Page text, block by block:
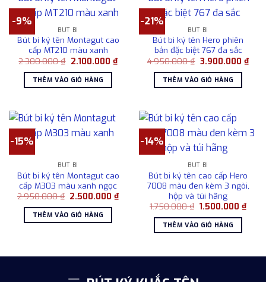
-9%
BÚT BI
Bút bi ký tên Montagut cao
cấp MT210 màu xanh
2.300.000₫ Giá
là:
2.300.000 ₫.
2.100.000 ₫Giá
hiện
2.100.000 ₫.
THÊM VÀO GIỎ HÀNG
-21%
BÚT BI
Bút bi ký tên Hero phiên
bản đặc biệt 767 đa sắc
4.950.000₫ Giá
là:
4.950.000 ₫.
3.900.000 ₫Giá
hiện
THÊM VÀO GIỎ HÀNG
-15%
BÚT BI
Bút bi ký tên Montagut cao
cấp M303 màu xanh ngọc
2.950.000₫ Giá
là:
2.950.000 ₫.
2.500.000₫Giá
hiện
2.500.000 ₫.
THÊM VÀO GIỎ HÀNG
-14%
BÚT BI
Bút bi ký tên cao cấp Hero
7008 màu đen kèm 3 ngòi,
hộp và túi hãng
1.750.000₫ Giá
là:
1.750.000 ₫.
1.500.000₫Giá
hiện
THÊM VÀO GIỎ HÀNG